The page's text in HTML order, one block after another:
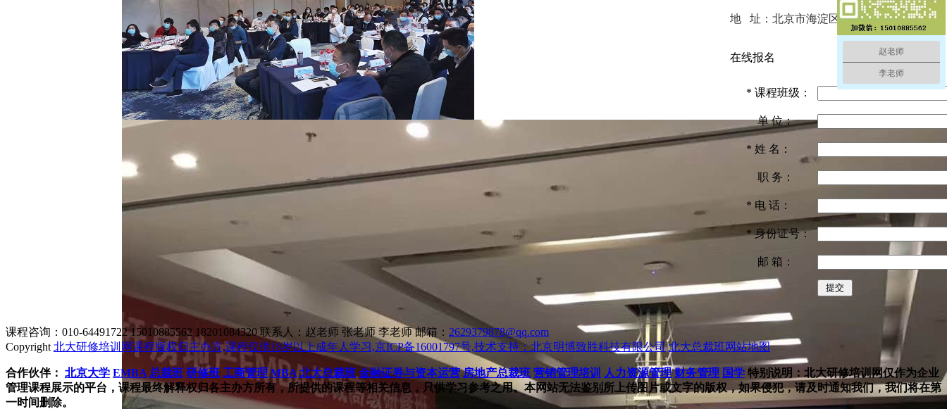
地 址：北京市海淀区
在线报名
* 课程班级：
单 位：
* 姓 名：
职 务：
* 电 话：
*身份证号：
邮 箱：
课程咨询：010-64491722 15010885562 18201084320 联系人：赵老师 张老师 李老师 邮箱： 2629379878@qq.com
Copyright 北大研修培训网课程版权归主办方,课程仅供18岁以上成年人学习,京ICP备16001797号,技术支持：北京明博致胜科技有限公司 北大总裁班网站地图
合作伙伴： 北京大学 EMBA 总裁班 研修班 工商管理 MBA 北大总裁班 金融证券与资本运营 房地产总裁班 营销管理培训 人力资源管理 财务管理 国学 特别说明：北大研修培训网仅作为企业
管理课程展示的平台，课程最终解释权归各主办方所有，所提供的课程等相关信息，只供学习参考之用。本网站无法鉴别所上传图片或文字的版权，如果侵犯，请及时通知我们，我们将在第
一时间删除。
赵老师
李老师